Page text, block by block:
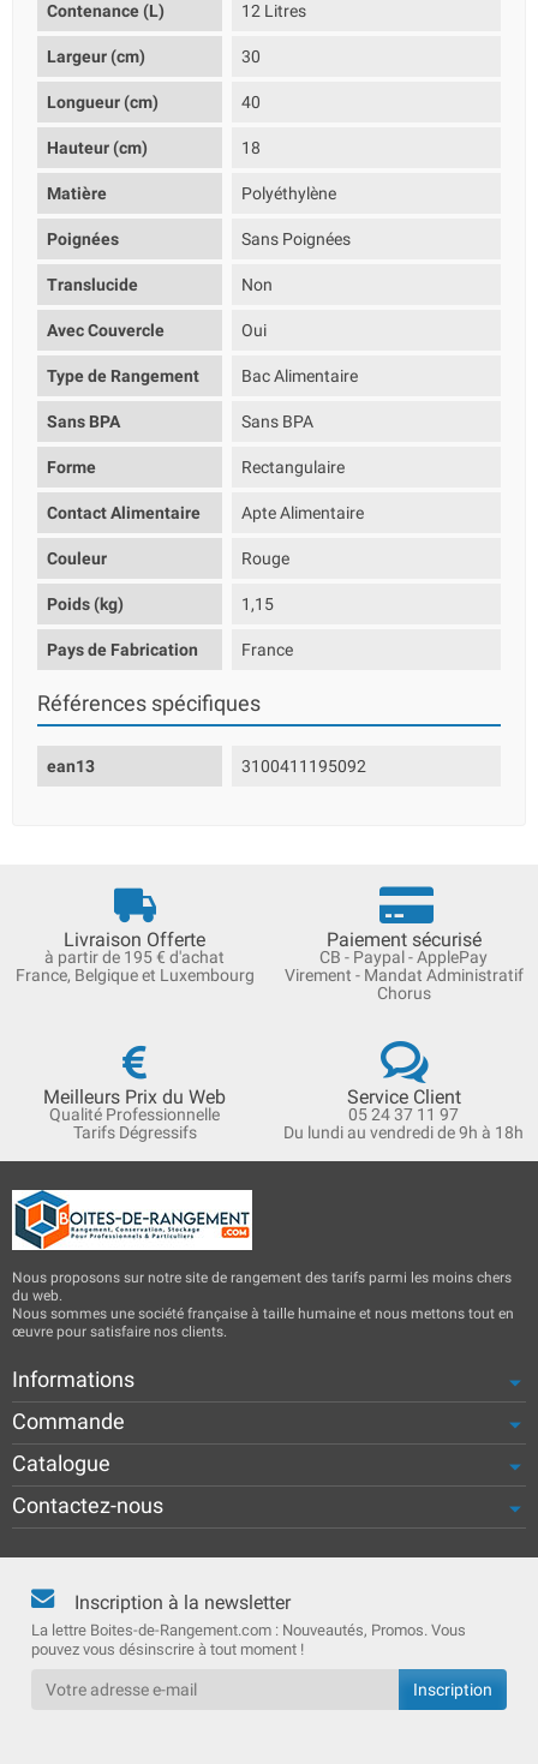
Contenance (L) 12 Litres
Largeur (cm) 30
Longueur (cm) 40
Hauteur (cm) 18
Matière Polyéthylène
Poignées Sans Poignées
Translucide Non
Avec Couvercle Oui
Type de Rangement Bac Alimentaire
Sans BPA Sans BPA
Forme Rectangulaire
Contact Alimentaire Apte Alimentaire
Couleur Rouge
Poids (kg) 1,15
Pays de Fabrication France
Références spécifiques
ean13 3100411195092
Livraison Offerte
à partir de 195 € d'achat
France, Belgique et Luxembourg
Paiement sécurisé
CB - Paypal - ApplePay
Virement - Mandat Administratif
Chorus
Meilleurs Prix du Web
Qualité Professionnelle
Tarifs Dégressifs
Service Client
05 24 37 11 97
Du lundi au vendredi de 9h à 18h
Nous proposons sur notre site de rangement des tarifs parmi les moins chers
du web.
Nous sommes une société française à taille humaine et nous mettons tout en
œuvre pour satisfaire nos clients.
Informations
Commande
Catalogue
Contactez-nous
Inscription à la newsletter
La lettre Boites-de-Rangement.com : Nouveautés, Promos. Vous
pouvez vous désinscrire à tout moment !